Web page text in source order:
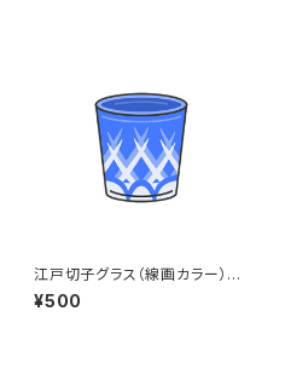
江戸切子グラス（線画カラー）の
イラスト
¥500